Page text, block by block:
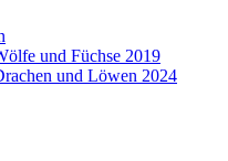
und Füchse 2019
und Löwen 2024